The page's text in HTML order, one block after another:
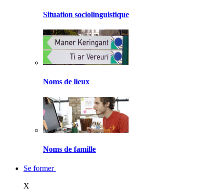
Situation sociolinguistique
Noms de lieux
Noms de famille
Se former
X